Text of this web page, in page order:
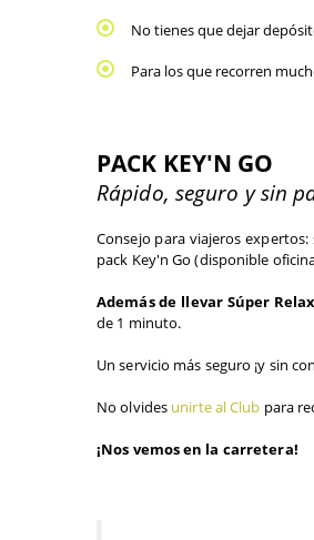
No tienes que dejar
Para los que recorren
PACK KEY'N GO
Rápido, seguro y sin
Consejo para viajeros
pack Key'n Go (disponible
Además de llevar Súper
de 1 minuto.
Un servicio más seguro ¡y sin
No olvides unirte al Club para
¡Nos vemos en la carretera!